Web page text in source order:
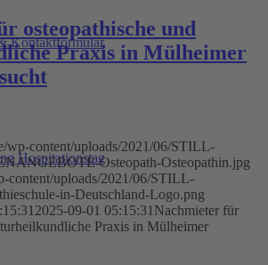
Kontaktformular
Hospitationstag
osteopathische und
Praxis in Mülheimer
wp-content/uploads/2021/06/STILL-
Osteopath-Osteopathin.jpg
content/uploads/2021/06/STILL-
in-Deutschland-Logo.png
2025-09-01 05:15:31 Nachmieter für
Praxis in Mülheimer